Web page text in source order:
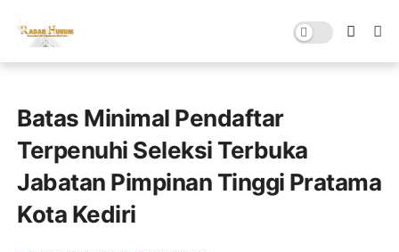
Batas Minimal Pendaftar
Terpenuhi Seleksi Terbuka
Jabatan Pimpinan Tinggi Pratama
Kota Kediri